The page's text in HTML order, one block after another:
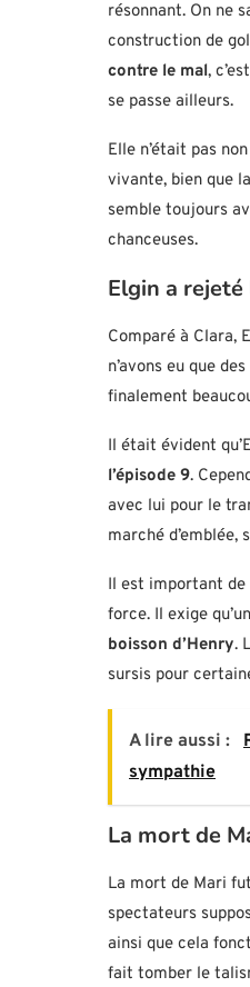
résonnant. On ne
construction de
contre le mal,
se passe ailleurs.
Elle n’était pas
vivante, bien que
semble toujours
chanceuses.
Elgin a
Comparé à Clara,
n’avons eu que
finalement
Il était évident
l’épisode 9.
avec lui pour le
marché
Il est important de
force. Il exige
boisson d’Henry.
sursis pour
A lire aussi :
sympathie
La mort de
La mort de Mari
spectateurs
ainsi que cela
fait tomber le